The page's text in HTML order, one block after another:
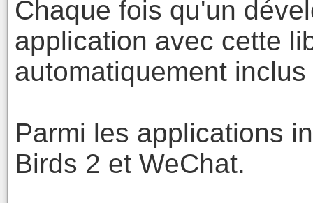
Chaque fois qu'un
application avec cette
automatiquement
Parmi les applications
Birds 2 et WeChat.